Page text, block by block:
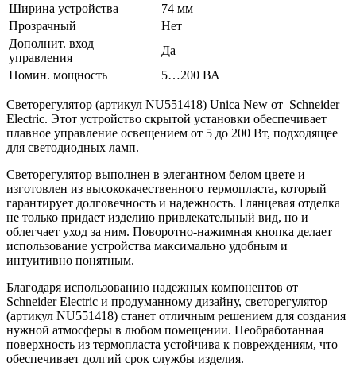
Ширина устройства
74 мм
Прозрачный
Нет
Дополнит. вход
управления
Да
Номин. мощность
5…200 ВА
Светорегулятор (артикул NU551418) Unica New от Schneider
Electric. Этот устройство скрытой установки обеспечивает
плавное управление освещением от 5 до 200 Вт, подходящее
для светодиодных ламп.
Светорегулятор выполнен в элегантном белом цвете и
изготовлен из высококачественного термопласта, который
гарантирует долговечность и надежность. Глянцевая отделка
не только придает изделию привлекательный вид, но и
облегчает уход за ним. Поворотно-нажимная кнопка делает
использование устройства максимально удобным и
интуитивно понятным.
Благодаря использованию надежных компонентов от
Schneider Electric и продуманному дизайну, светорегулятор
(артикул NU551418) станет отличным решением для создания
нужной атмосферы в любом помещении. Необработанная
поверхность из термопласта устойчива к повреждениям, что
обеспечивает долгий срок службы изделия.